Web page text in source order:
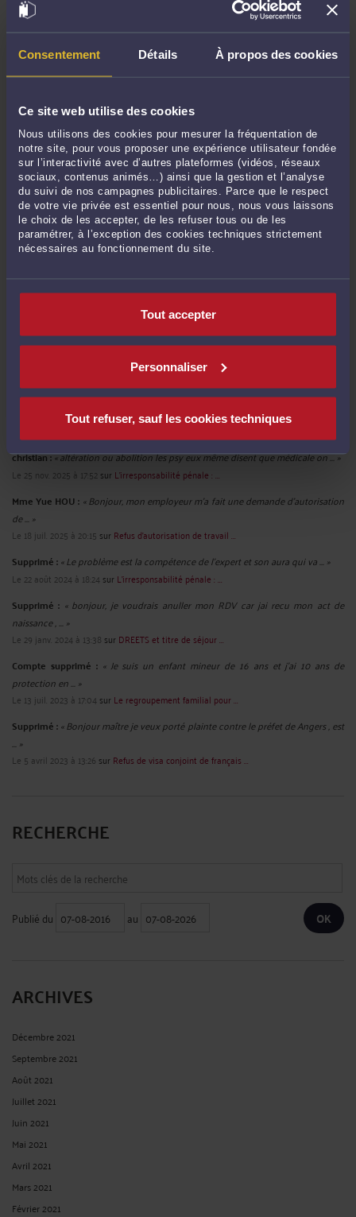
Consentement Détails À propos des cookies
Ce site web utilise des cookies
Nous utilisons des cookies pour mesurer la fréquentation de
notre site, pour vous proposer une expérience utilisateur fondée
sur l’interactivité avec d’autres plateformes (vidéos, réseaux
sociaux, contenus animés…) ainsi que la gestion et l’analyse
du suivi de nos campagnes publicitaires. Parce que le respect
de votre vie privée est essentiel pour nous, nous vous laissons
le choix de les accepter, de les refuser tous ou de les
paramétrer, à l’exception des cookies techniques strictement
nécessaires au fonctionnement du site.
Tout accepter
Personnaliser
Tout refuser, sauf les cookies techniques
DREETS et titre de séjour "entrepreneur/profession libérale" : que faire avec
un avis défavorable ?
Les obligations du commerçant étranger en France
Le 28 sept. 2021 à 16:08
L'apport d'un accord bilatéral en droit des étrangers pour le travail
La diffamation en ligne au cours d'une enquête préliminaire ou une
information judiciaire-Le 3 août 2021 à 17:02
Attaquer la Préfecture devant le Tribunal administratif en responsabilité par
un étranger-Le 26 juil. 2021 à 17:28
La compétence de la DREETS en droit de l'immigration -Le 8 juil. 2021 à 17:46
Le viol et l'emprise en droit pénal : quelle relation ?
Nouvelle procédure de demande d'autorisation de travail en ligne
Derniers commentaires
christian :« altération ou abolition les psy eux même disent que médicale on ... »
Le 25 nov. 2025 à 17:52 sur L'irresponsabilité pénale : ...
Mme Yue HOU : « Bonjour, mon employeur m'a fait une demande d'autorisation
de ... »
Le 18 juil. 2025 à 20:15 sur Refus d’autorisation de travail ...
Supprimé :« Le problème est la compétence de l'expert et son aura qui va ... »
Le 22 août 2024 à 18:24 sur L'irresponsabilité pénale : ...
Supprimé : « bonjour, je voudrais anuller mon RDV car jai recu mon act de
naissance , ... »
Le 29 janv. 2024 à 13:38 sur DREETS et titre de séjour ...
Compte supprimé : « Je suis un enfant mineur de 16 ans et j'ai 10 ans de
protection en ... »
Le 13 juil. 2023 à 17:04 sur Le regroupement familial pour ...
Supprimé :« Bonjour maître je veux porté plainte contre le préfet de Angers , est
... »
Le 5 avril 2023 à 13:26 sur Refus de visa conjoint de français ...
RECHERCHE
Publié du au
ARCHIVES
Décembre 2021
Septembre 2021
Août 2021
Juillet 2021
Juin 2021
Mai 2021
Avril 2021
Mars 2021
Février 2021